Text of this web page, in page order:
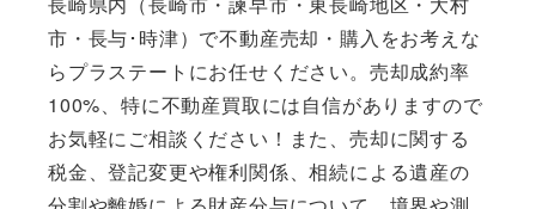
市・長与･時津）で不動産売却・購入をお考えな
らプラステートにお任せください。売却成約率
100%、特に不動産買取には自信がありますので
お気軽にご相談ください！また、売却に関する
税金、登記変更や権利関係、相続による遺産の